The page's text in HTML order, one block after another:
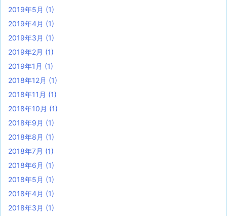
2019年5月 (1)
2019年4月 (1)
2019年3月 (1)
2019年2月 (1)
2019年1月 (1)
2018年12月 (1)
2018年11月 (1)
2018年10月 (1)
2018年9月 (1)
2018年8月 (1)
2018年7月 (1)
2018年6月 (1)
2018年5月 (1)
2018年4月 (1)
2018年3月 (1)